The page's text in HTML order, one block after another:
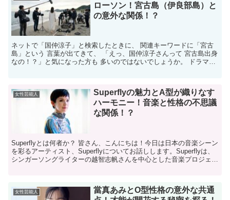
ローソン！宮古島（伊良部島）と
の意外な関係！？
ネットで「国仲涼子」と検索したときに、 関連キーワードに「宮古
島」という 言葉が出てきて、 「えっ、国仲涼子さんって 宮古島出身
なの！？」と気になった方も 多いのではないでしょうか。 ドラマ
女性芸能人
Superflyの魅力とA型が織りなす
ハーモニー！音楽と性格の不思議
な関係！？
Superflyとは何者か？ 皆さん、こんにちは！今日は日本の音楽シーン
を彩るアーティスト、Superflyについてお話しします。Superflyは、
シンガーソングライターの越智志帆さんを中心とした音楽プロジェク
女性芸能人
當真あみとO型性格の意外な共通